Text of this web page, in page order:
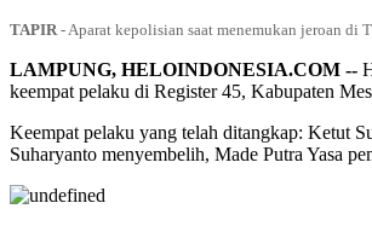
TAPIR-Aparat kepolisian saat menemukan jeroan di
LAMPUNG, HELOINDONESIA.COM --
keempat pelaku di Register 45, Kabupaten
Keempat pelaku yang telah ditangkap: Ketut
Suharyanto menyembelih, Made Putra Yasa